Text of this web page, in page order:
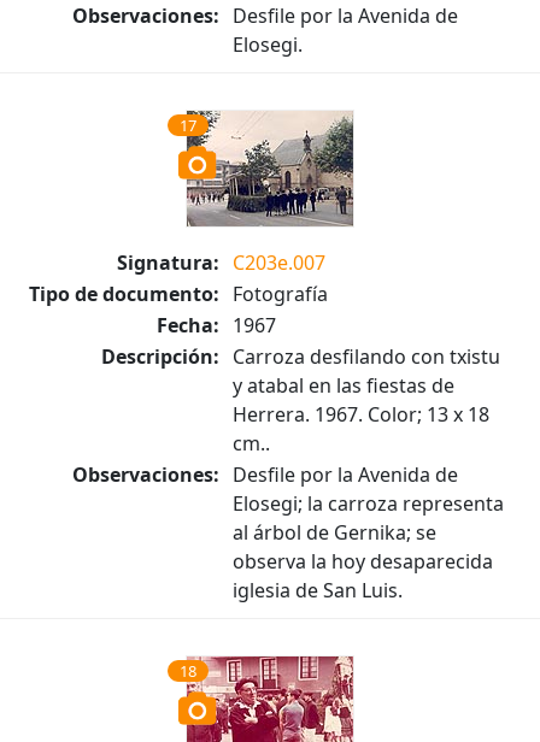
Observaciones: Desfile por la Avenida de
Elosegi.
17
Signatura: C203e.007
Tipo de documento: Fotografía
Fecha: 1967
Descripción: Carroza desfilando con txistu
y atabal en las fiestas de
Herrera. 1967. Color; 13 x 18
cm..
Observaciones: Desfile por la Avenida de
Elosegi; la carroza representa
al árbol de Gernika; se
observa la hoy desaparecida
iglesia de San Luis.
18